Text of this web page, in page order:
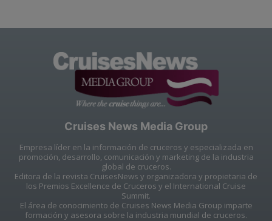
Cruises News Media Group
Empresa líder en la información de cruceros y especializada en
promoción, desarrollo, comunicación y marketing de la industria
global de cruceros.
Editora de la revista CruisesNews y organizadora y propietaria de
los Premios Excellence de Cruceros y el International Cruise
Summit.
El área de conocimiento de Cruises News Media Group imparte
formación y asesora sobre la industria mundial de cruceros.